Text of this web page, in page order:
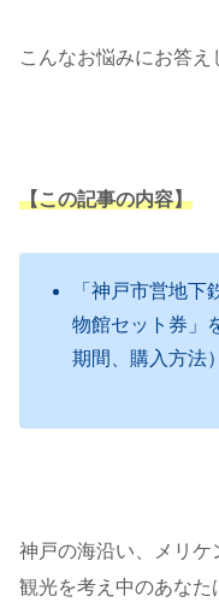
こんなお悩みにお答え
【この記事の内容】
「神戸市営地
物館セット券」
期間、購入方法
神戸の海沿い、メリ
観光を考え中のあなた